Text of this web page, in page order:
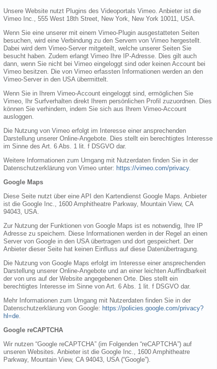
Unsere Website nutzt Plugins des Videoportals Vimeo. Anbieter ist die
Vimeo Inc., 555 West 18th Street, New York, New York 10011, USA.
Wenn Sie eine unserer mit einem Vimeo-Plugin ausgestatteten Seiten
besuchen, wird eine Verbindung zu den Servern von Vimeo hergestellt.
Dabei wird dem Vimeo-Server mitgeteilt, welche unserer Seiten Sie
besucht haben. Zudem erlangt Vimeo Ihre IP-Adresse. Dies gilt auch
dann, wenn Sie nicht bei Vimeo eingeloggt sind oder keinen Account bei
Vimeo besitzen. Die von Vimeo erfassten Informationen werden an den
Vimeo-Server in den USA übermittelt.
Wenn Sie in Ihrem Vimeo-Account eingeloggt sind, ermöglichen Sie
Vimeo, Ihr Surfverhalten direkt Ihrem persönlichen Profil zuzuordnen. Dies
können Sie verhindern, indem Sie sich aus Ihrem Vimeo-Account
ausloggen.
Die Nutzung von Vimeo erfolgt im Interesse einer ansprechenden
Darstellung unserer Online-Angebote. Dies stellt ein berechtigtes Interesse
im Sinne des Art. 6 Abs. 1 lit. f DSGVO dar.
Weitere Informationen zum Umgang mit Nutzerdaten finden Sie in der
Datenschutzerklärung von Vimeo unter: https://vimeo.com/privacy.
Google Maps
Diese Seite nutzt über eine API den Kartendienst Google Maps. Anbieter
ist die Google Inc., 1600 Amphitheatre Parkway, Mountain View, CA
94043, USA.
Zur Nutzung der Funktionen von Google Maps ist es notwendig, Ihre IP
Adresse zu speichern. Diese Informationen werden in der Regel an einen
Server von Google in den USA übertragen und dort gespeichert. Der
Anbieter dieser Seite hat keinen Einfluss auf diese Datenübertragung.
Die Nutzung von Google Maps erfolgt im Interesse einer ansprechenden
Darstellung unserer Online-Angebote und an einer leichten Auffindbarkeit
der von uns auf der Website angegebenen Orte. Dies stellt ein
berechtigtes Interesse im Sinne von Art. 6 Abs. 1 lit. f DSGVO dar.
Mehr Informationen zum Umgang mit Nutzerdaten finden Sie in der
Datenschutzerklärung von Google: https://policies.google.com/privacy?
hl=de
Google reCAPTCHA
Wir nutzen “Google reCAPTCHA” (im Folgenden “reCAPTCHA”) auf
unseren Websites. Anbieter ist die Google Inc., 1600 Amphitheatre
Parkway, Mountain View, CA 94043, USA (“Google”).